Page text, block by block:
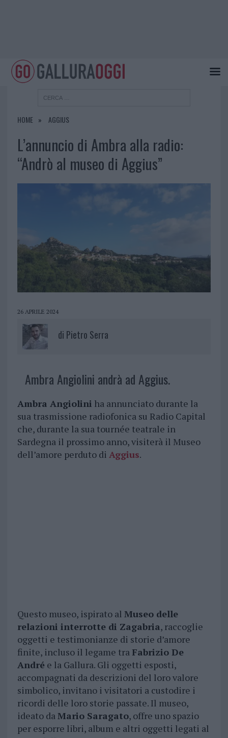
HOME AGGIUS
L’annuncio di Ambra alla radio:
“Andrò al museo di Aggius”
26 APRILE 2024
di Pietro Serra
Ambra Angiolini andrà ad Aggius.
Ambra Angiolini ha annunciato durante la
sua trasmissione radiofonica su Radio Capital
che, durante la sua tournée teatrale in
Sardegna il prossimo anno, visiterà il Museo
dell’amore perduto di Aggius.
Questo museo, ispirato al Museo delle
relazioni interrotte di Zagabria, raccoglie
oggetti e testimonianze di storie d’amore
finite, incluso il legame tra Fabrizio De
André e la Gallura. Gli oggetti esposti,
accompagnati da descrizioni del loro valore
simbolico, invitano i visitatori a custodire i
ricordi delle loro storie passate. Il museo,
ideato daMario Saragato, offre uno spazio
per esporre libri, album e altri oggetti legati al